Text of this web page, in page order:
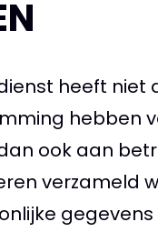
heeft niet
hebben
ook aan
verzameld